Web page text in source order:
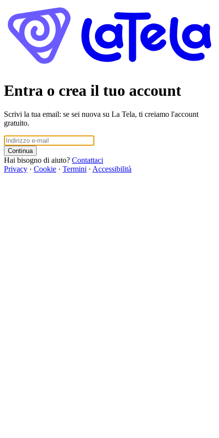
Entra o crea il tuo account
Scrivi la tua email: se sei nuova su La Tela, ti creiamo l'account
gratuito.
Continua
Hai bisogno di aiuto? Contattaci
Privacy · Cookie · Termini · Accessibilità